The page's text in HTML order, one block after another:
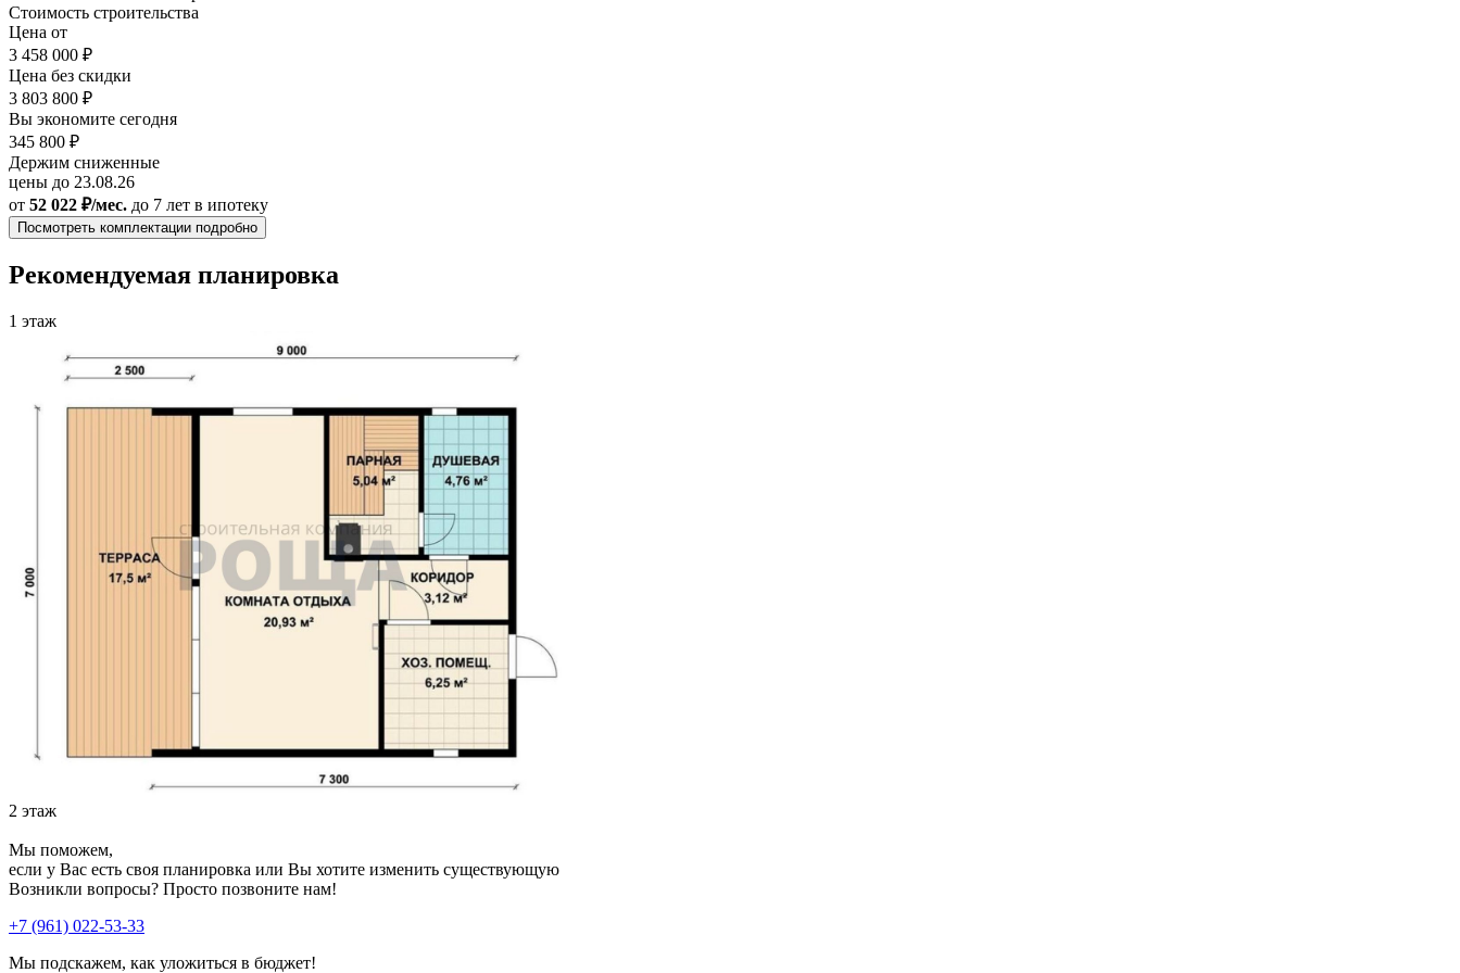
Стоимость строительства
Цена от
3 458 000 ₽
Цена без скидки
3 803 800 ₽
Вы экономите сегодня
345 800 ₽
Держим сниженные
цены до 23.08.26
от 52 022 ₽/мес. до 7 лет в ипотеку
Посмотреть комплектации подробно
Рекомендуемая планировка
1 этаж
2 этаж
Мы поможем,
если у Вас есть своя планировка или Вы хотите изменить существующую
Возникли вопросы? Просто позвоните нам!
+7 (961) 022-53-33
Мы подскажем, как уложиться в бюджет!